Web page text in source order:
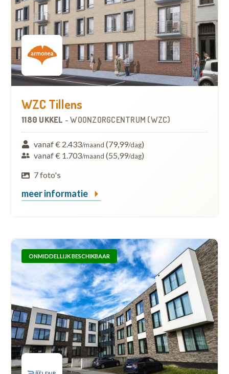
WZC Tillens
1180 UKKEL -WOONZORGCENTRUM (WZC)
vanaf € 2.433/maand (79,99/dag)
vanaf € 1.703/maand (55,99/dag)
7 foto's
meer informatie
ONMIDDELLIJK BESCHIKBAAR